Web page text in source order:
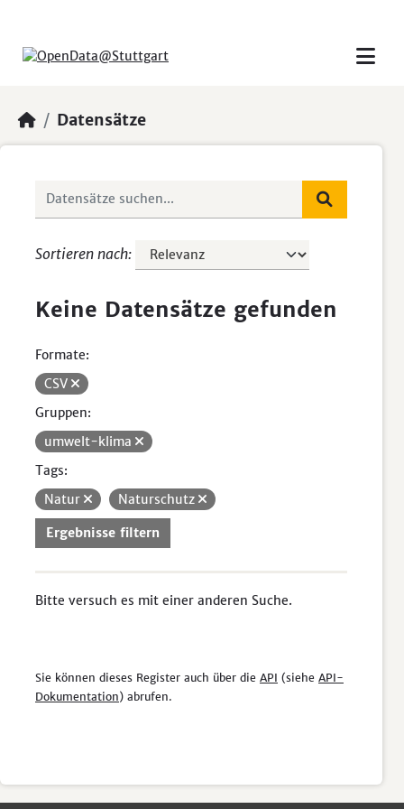
Datensätze
Sortieren nach
Keine Datensätze gefunden
Formate:
CSV
Gruppen:
umwelt-klima
Tags:
Natur
Naturschutz
Ergebnisse filtern
Bitte versuch es mit einer anderen Suche.
Sie können dieses Register auch über die API (siehe API-
Dokumentation) abrufen.